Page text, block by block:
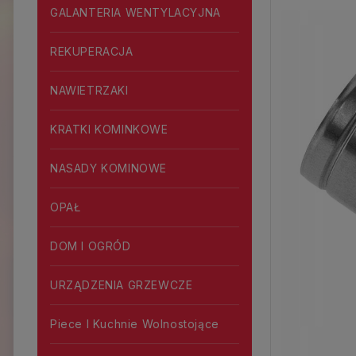
GALANTERIA WENTYLACYJNA
REKUPERACJA
NAWIETRZAKI
KRATKI KOMINKOWE
NASADY KOMINOWE
OPAŁ
DOM I OGRÓD
URZĄDZENIA GRZEWCZE
Piece I Kuchnie Wolnostojące